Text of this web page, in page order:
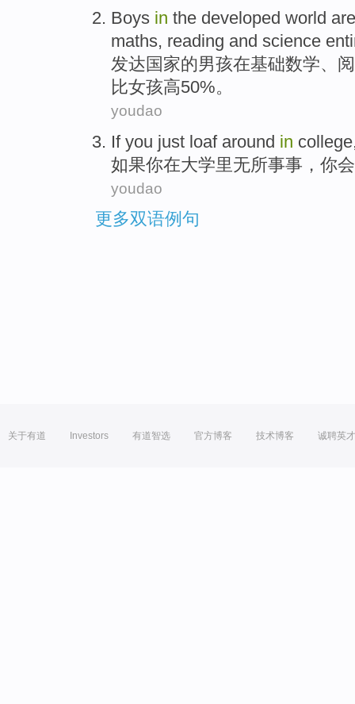
Boys in the developed world
maths, reading and science
发达国家的男孩在基础数学、
比女孩高50%。
youdao
If you just loaf around in college
如果你在大学里无所事事 ，你会
youdao
更多双语例句
关于有道 Investors 有道智选 官方博客 技术博客 诚聘英才